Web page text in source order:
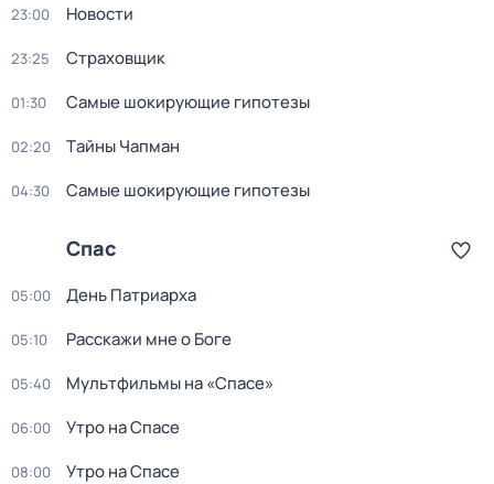
23:00 Новости
23:25 Страховщик
01:30 Самые шoкиpующие гипотезы
02:20 Тaйны Чапман
04:30 Самые шoкиpующие гипотезы
Спас
05:00 День Патриарха
05:10 Расскажи мне о Боге
05:40 Мультфильмы на «Спасе»
06:00 Утро на Спасе
08:00 Утро на Спасе